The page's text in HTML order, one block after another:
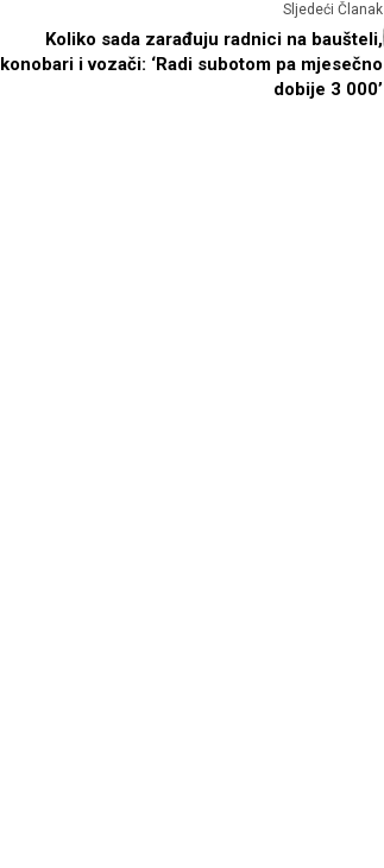
Sljedeći Članak
Koliko sada zarađuju radnici na baušteli,
konobari i vozači: ‘Radi subotom pa mjesečno
dobije 3 000’